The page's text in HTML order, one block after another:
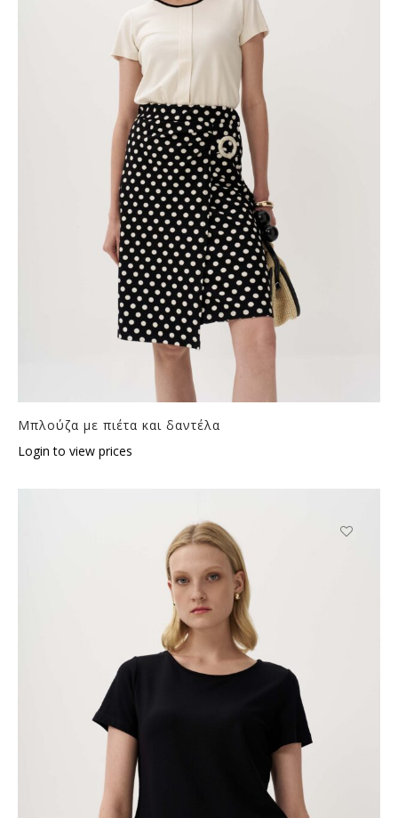
Μπλούζα με πιέτα και δαντέλα
Login to view prices